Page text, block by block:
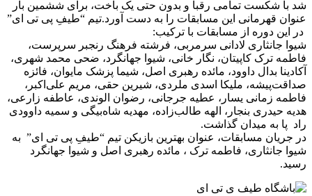
شد با شکست تمامی رقبا و بدون حتی یک باخت، برای ششمین بار
عنوان قهرمانی این مسابقات را به دست آورد.تیم “طیفِ پی تی ای”
در این دوره از مسابقات با ترکیب:
شیوا جانثاری لادانی سرمربی، فرشته فرهنگ رنجبر سرپرست،
فاطمه ترک کاپیتان، نگار خانی، شیوا جهانگرد، ضحی محمد شهری،
آکادینا بدال داوود، مائده رهبری اصل، شیما پزشک مایوان، فائزه
صداقت‌پیشه، ملیکا اسدی ملردی، شیرین حقی، مریم علی‌اکبر،
فاطمه زمانی یسار، عطیه جرجانی، رضوان الوندی، عاطفه زارعی،
هدیه حیدری بنجار، الهه طالب‌زاده، مهدیه شاه‌بیگی و سمیه داوودی
راد پا به میدان گذاشت.
در جریان مسابقات، عنوان بهترین بازیکن تیم “طیفِ پی تی ای” به
شیوا جانثاری، فاطمه ترک ، مائده رهبری اصل و شیوا جهانگرد
رسید.